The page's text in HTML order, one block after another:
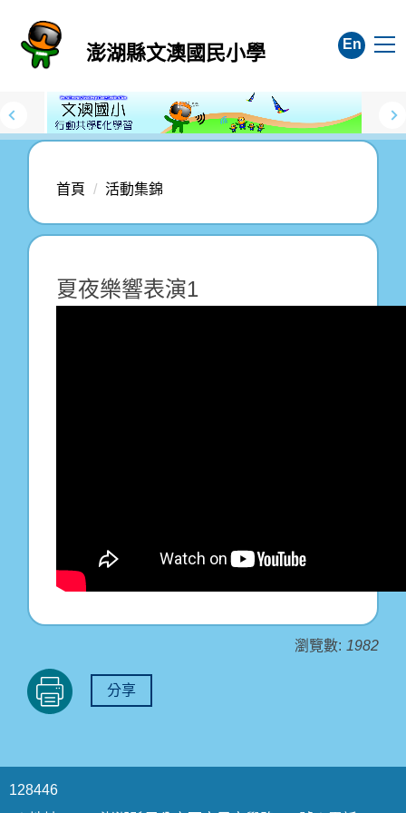
容
區
澎湖縣文澳國民小學 En
首頁 活動集錦
夏夜樂響表演1
瀏覽數: 1982
分享
128446